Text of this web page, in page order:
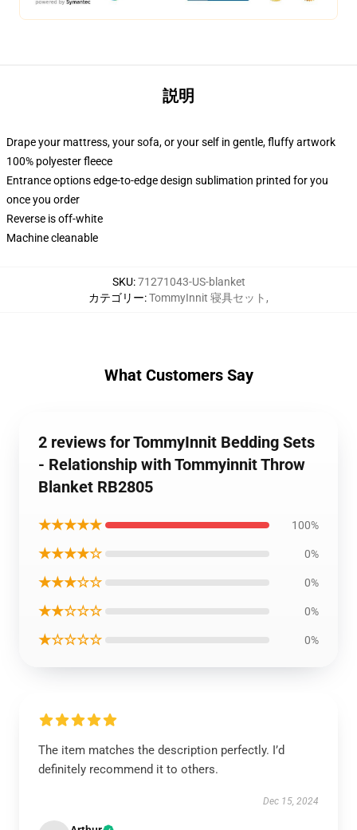
説明
Drape your mattress, your sofa, or your self in gentle, fluffy artwork
100% polyester fleece
Entrance options edge-to-edge design sublimation printed for you
once you order
Reverse is off-white
Machine cleanable
SKU:71271043-US-blanket
カテゴリー:TommyInnit 寝具セット ,
What Customers Say
2 reviews for TommyInnit Bedding Sets
- Relationship with Tommyinnit Throw
Blanket RB2805
★★★★★ 100%
★★★★☆ 0%
★★★☆☆ 0%
★★☆☆☆ 0%
★☆☆☆☆ 0%
The item matches the description perfectly. I’d
definitely recommend it to others.
Dec 15, 2024